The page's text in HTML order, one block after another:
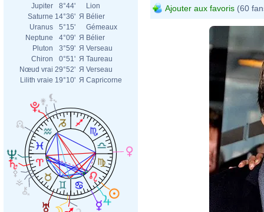
Jupiter
8°44'
Lion
Saturne 14°36' Я Bélier
Uranus
5°15'
Gémeaux
Neptune
4°09' Я Bélier
Pluton
3°59' Я Verseau
Chiron
0°51' Я Taureau
Nœud vrai 29°52' Я Verseau
Lilith vraie 19°10' Я Capricorne
Ajouter aux favoris (60